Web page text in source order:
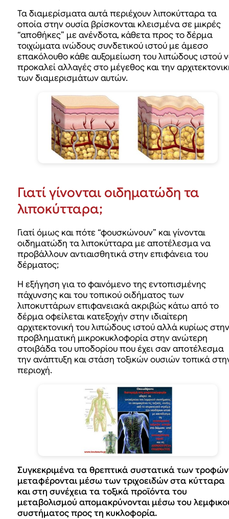
Τα διαμερίσματα αυτά περιέχουν λιποκύτταρα τα
οποία στην ουσία βρίσκονται κλεισμένα σε μικρές
“αποθήκες” με ανένδοτα, κάθετα προς το δέρμα
τοιχώματα ινώδους συνδετικού ιστού με άμεσο
επακόλουθο κάθε αυξομείωση του λιπώδους ιστού
προκαλεί αλλαγές στο μέγεθος και την
των διαμερισμάτων αυτών.
Γιατί γίνονται οιδηματώδη τα
λιποκύτταρα;
Γιατί όμως και πότε “φουσκώνουν” και γίνονται
οιδηματώδη τα λιποκύτταρα με αποτέλεσμα να
προβάλλουν αντιαισθητικά στην επιφάνεια του
δέρματος;
Η εξήγηση για το φαινόμενο της εντοπισμένης
πάχυνσης και του τοπικού οιδήματος των
λιποκυττάρων επιφανειακά ακριβώς κάτω από το
δέρμα οφείλεται κατεξοχήν στην ιδιαίτερη
αρχιτεκτονική του λιπώδους ιστού αλλά κυρίως στην
προβληματική μικροκυκλοφορία στην ανώτερη
στοιβάδα του υποδορίου που έχει σαν αποτέλεσμα
την ανάπτυξη και στάση τοξικών ουσιών τοπικά
περιοχή.
Συγκεκριμένα τα θρεπτικά συστατικά των τροφών
μεταφέρονται μέσω των τριχοειδών στα κύτταρα
και στη συνέχεια τα τοξικά προϊόντα του
μεταβολισμού απομακρύνονται μέσω του
συστήματος προς τη κυκλοφορία.